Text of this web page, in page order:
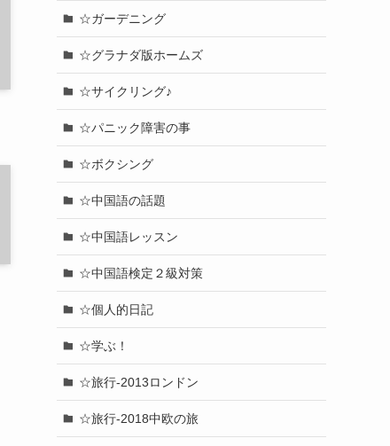
☆ガーデニング
☆グラナダ版ホームズ
☆サイクリング♪
☆パニック障害の事
☆ボクシング
☆中国語の話題
☆中国語レッスン
☆中国語検定２級対策
☆個人的日記
☆学ぶ！
☆旅行-2013ロンドン
☆旅行-2018中欧の旅